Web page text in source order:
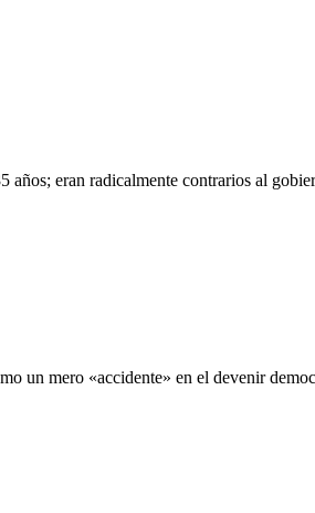
eran radicalmente contrarios al
un mero «accidente» en el devenir